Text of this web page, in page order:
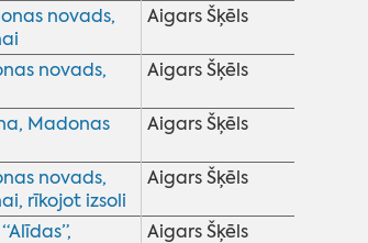
novads,
Aigars Šķēls
novads,
Aigars Šķēls
Madonas
Aigars Šķēls
novads,
rīkojot izsoli
Aigars Šķēls
Aigars Šķēls